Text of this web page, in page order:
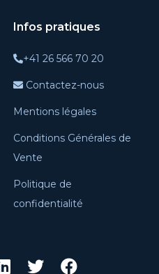
Infos pratiques
+41 26 566 70 20
Contactez-nous
Mentions légales
Conditions Générales de
Vente
Politique de
confidentialité